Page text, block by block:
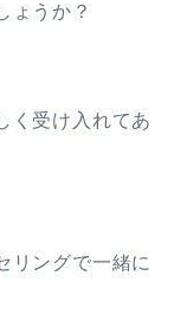
ょうか？
く受け入れてあ
リングで一緒に